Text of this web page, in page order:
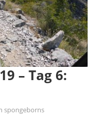
– Tag 6:
spongeborns